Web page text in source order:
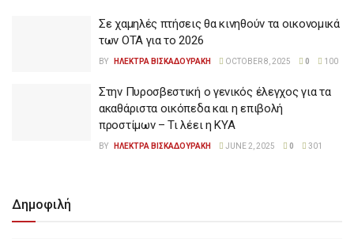
Σε χαμηλές πτήσεις θα κινηθούν τα οικονομικά
των ΟΤΑ για το 2026
BY ΗΛΕΚΤΡΑ ΒΙΣΚΑΔΟΥΡΑΚΗ OCTOBER 8, 2025 0 100
Στην Πυροσβεστική ο γενικός έλεγχος για τα
ακαθάριστα οικόπεδα και η επιβολή
προστίμων – Τι λέει η ΚΥΑ
BY ΗΛΕΚΤΡΑ ΒΙΣΚΑΔΟΥΡΑΚΗ JUNE 2, 2025 0 301
Δημοφιλή